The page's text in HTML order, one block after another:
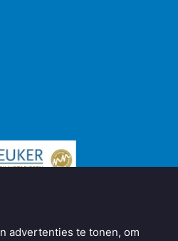
advertenties te tonen, om